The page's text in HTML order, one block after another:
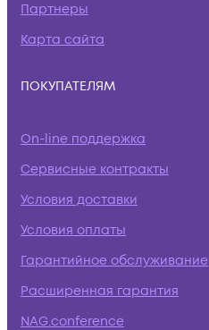
Партнеры
Карта сайта
ПОКУПАТЕЛЯМ
On-line поддержка
Сервисные контракты
Условия доставки
Условия оплаты
Гарантийное обслуживание
Расширенная гарантия
NAG.conference